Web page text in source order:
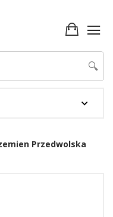
🔍
Przedwolska